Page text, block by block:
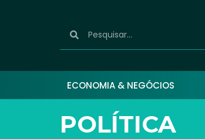
ECONOMIA & NEGÓCIOS
POLÍTICA